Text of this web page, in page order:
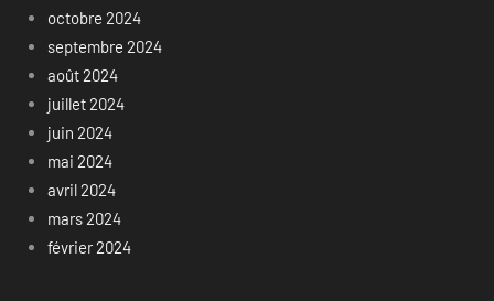
octobre 2024
septembre 2024
août 2024
juillet 2024
juin 2024
mai 2024
avril 2024
mars 2024
février 2024